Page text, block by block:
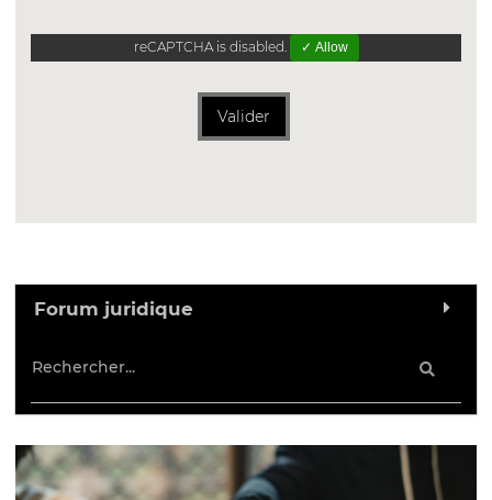
reCAPTCHA is disabled. ✓ Allow
Valider
Forum juridique